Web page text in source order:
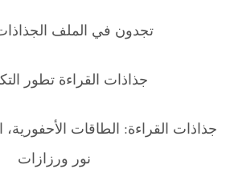
تجدون في الملف الجذاذات
جذاذات القراءة تطور
جذاذات القراءة: الطاقات الأحفورية،
نور ورزازات